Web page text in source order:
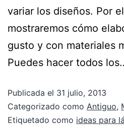
variar los diseños. Por
mostraremos cómo
gusto y con materiales
Puedes hacer todos
Publicada el 31 julio, 2013
Categorizado como Antiguo,
Etiquetado como ideas para